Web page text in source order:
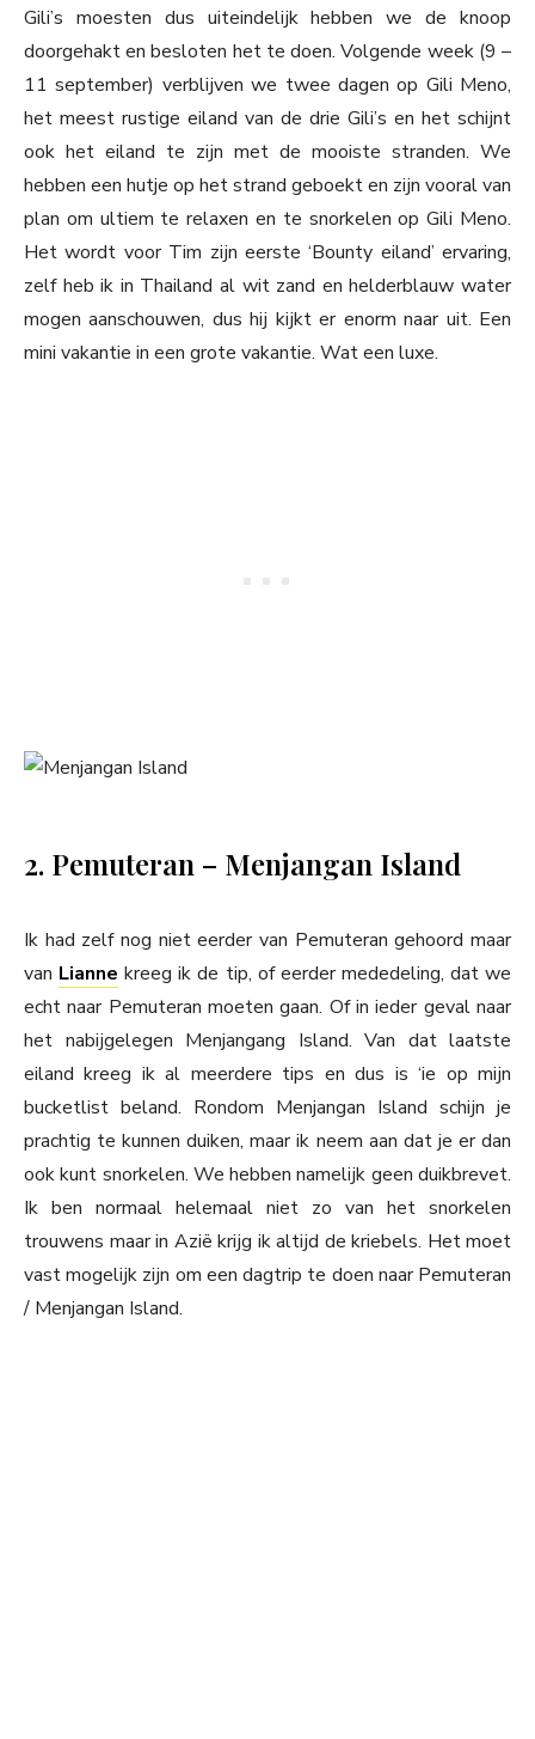
Gili’s moesten dus uiteindelijk hebben we de knoop
doorgehakt en besloten het te doen. Volgende week (9 –
11 september) verblijven we twee dagen op Gili Meno,
het meest rustige eiland van de drie Gili’s en het schijnt
ook het eiland te zijn met de mooiste stranden. We
hebben een hutje op het strand geboekt en zijn vooral van
plan om ultiem te relaxen en te snorkelen op Gili Meno.
Het wordt voor Tim zijn eerste ‘Bounty eiland’ ervaring,
zelf heb ik in Thailand al wit zand en helderblauw water
mogen aanschouwen, dus hij kijkt er enorm naar uit. Een
mini vakantie in een grote vakantie. Wat een luxe.
2. Pemuteran – Menjangan Island
Ik had zelf nog niet eerder van Pemuteran gehoord maar
van Lianne kreeg ik de tip, of eerder mededeling, dat we
echt naar Pemuteran moeten gaan. Of in ieder geval naar
het nabijgelegen Menjangang Island. Van dat laatste
eiland kreeg ik al meerdere tips en dus is ‘ie op mijn
bucketlist beland. Rondom Menjangan Island schijn je
prachtig te kunnen duiken, maar ik neem aan dat je er dan
ook kunt snorkelen. We hebben namelijk geen duikbrevet.
Ik ben normaal helemaal niet zo van het snorkelen
trouwens maar in Azië krijg ik altijd de kriebels. Het moet
vast mogelijk zijn om een dagtrip te doen naar Pemuteran
/ Menjangan Island.